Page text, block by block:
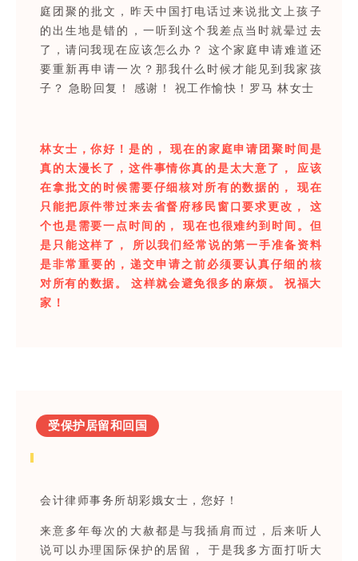
庭团聚的批文，昨天中国打电话过来说批文上孩子
的出生地是错的，一听到这个我差点当时就晕过去
了，请问我现在应该怎么办？ 这个家庭申请难道还
要重新再申请一次？那我什么时候才能见到我家孩
子？ 急盼回复！ 感谢！ 祝工作愉快！罗马 林女士
林女士，你好！是的， 现在的家庭申请团聚时间是
真的太漫长了，这件事情你真的是太大意了， 应该
在拿批文的时候需要仔细核对所有的数据的， 现在
只能把原件带过来去省督府移民窗口要求更改， 这
个也是需要一点时间的， 现在也很难约到时间。但
是只能这样了， 所以我们经常说的第一手准备资料
是非常重要的，递交申请之前必须要认真仔细的核
对所有的数据。 这样就会避免很多的麻烦。 祝福大
家！
受保护居留和回国
会计律师事务所胡彩娥女士，您好！
来意多年每次的大赦都是与我插肩而过，后来听人
说可以办理国际保护的居留， 于是我多方面打听大